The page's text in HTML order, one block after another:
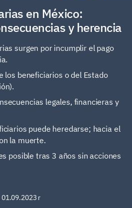
en México:
y herencia
surgen por incumplir el pago
los beneficiarios o del Estado
legales, financieras y
puede heredarse; hacia el
la muerte.
posible tras 3 años sin acciones
01.09.2023 r